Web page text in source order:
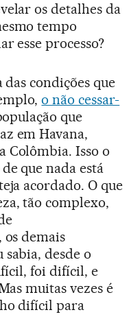
os detalhes da
tempo
esse processo?
condições que
o não cessar-
que
em Havana,
Colômbia. Isso o
que nada está
acordado. O que
tão complexo,
demais
sabia, desde o
foi difícil, e
muitas vezes é
difícil para